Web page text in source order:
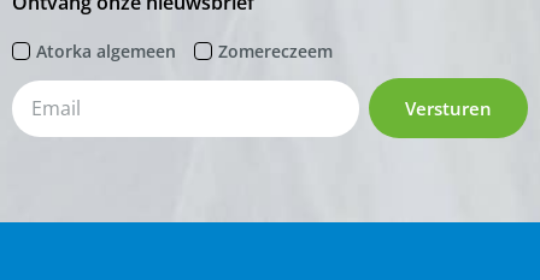
Atorka algemeen Zomereczeem
Versturen